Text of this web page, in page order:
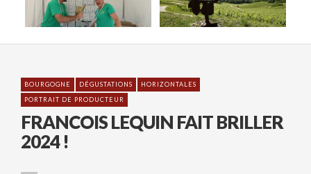
BOURGOGNE DÉGUSTATIONS
HORIZONTALES
PORTRAIT DE PRODUCTEUR
FRANCOIS LEQUIN FAIT BRILLER
2024 !